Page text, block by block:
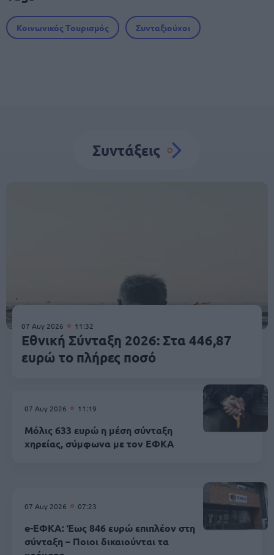
Κοινωνικός Τουρισμός Συνταξιούχοι
Συντάξεις
07 Αυγ 2026 11:32
Εθνική Σύνταξη 2026: Στα 446,87
ευρώ το πλήρες ποσό
07 Αυγ 2026 11:19
Μόλις 633 ευρώ η μέση σύνταξη
χηρείας, σύμφωνα με τον ΕΦΚΑ
07 Αυγ 2026 07:23
e-ΕΦΚΑ: Έως 846 ευρώ επιπλέον στη
σύνταξη – Ποιοι δικαιούνται τα